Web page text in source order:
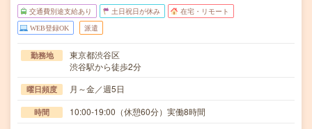
交通費別途支給あり 土日祝日が休み 在宅・リモート
WEB登録OK 派遣
勤務地
東京都渋谷区
渋谷駅から徒歩2分
曜日頻度 月～金／週5日
時間 10:00-19:00（休憩60分）実働8時間